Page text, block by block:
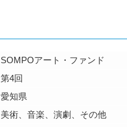
SOMPOアート・ファンド
第4回
愛知県
美術、音楽、演劇、その他